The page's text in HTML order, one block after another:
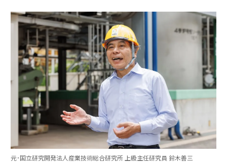
元･国立研究開発法人産業技術総合研究所 上級主任研究員 鈴木善三